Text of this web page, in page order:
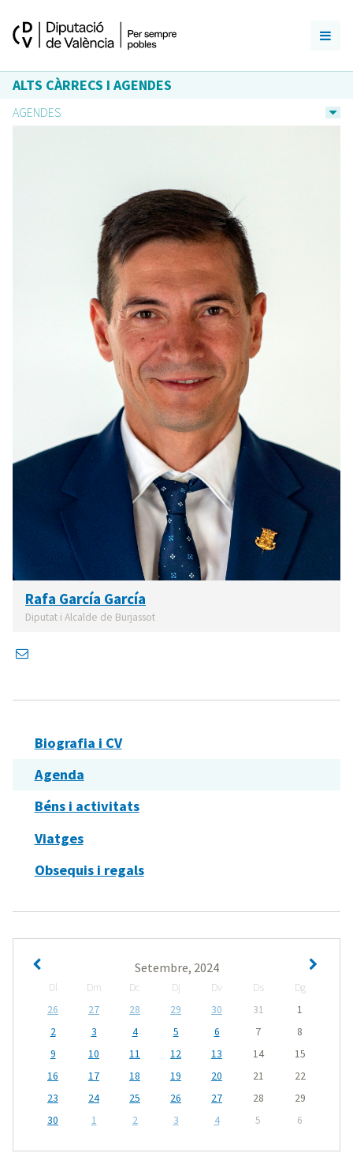
ALTS CÀRRECS I AGENDES
AGENDES
Rafa García García
Diputat i Alcalde de Burjassot
Biografia i CV
Agenda
Béns i activitats
Viatges
Obsequis i regals
Setembre, 2024
Dl Dm Dc Dj Dv Ds
Dg
26
27 28 29 30 31
1
2
3 4 5 6 7
8
9
10 11 12 13 14
15
16
17 18 19 20 21
22
23
24 25 26 27 28
29
30
1 2 3 4 5 6